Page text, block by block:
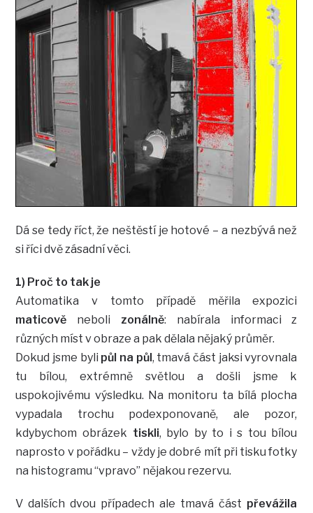
Dá se tedy říct, že neštěstí je hotové – a nezbývá než
si říci dvě zásadní věci.
1) Proč to tak je
Automatika v tomto případě měřila expozici
maticově neboli zonálně: nabírala informaci z
různých míst v obraze a pak dělala nějaký průměr.
Dokud jsme byli půl na půl, tmavá část jaksi vyrovnala
tu bílou, extrémně světlou a došli jsme k
uspokojivému výsledku. Na monitoru ta bílá plocha
vypadala trochu podexponovaně, ale pozor,
kdybychom obrázek tiskli, bylo by to i s tou bílou
naprosto v pořádku – vždy je dobré mít při tisku fotky
na histogramu “vpravo” nějakou rezervu.
V dalších dvou případech ale tmavá část převážila